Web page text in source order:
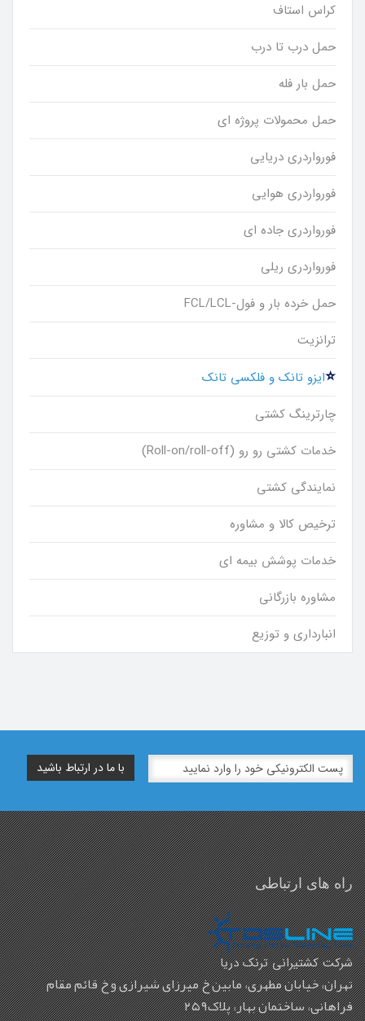
کراس استاف
حمل درب تا درب
حمل بار فله
حمل محمولات پروژه ای
فورواردری دریایی
فورواردری هوایی
فورواردری جاده ای
فورواردری ریلی
حمل خرده بار و فول-FCL/LCL
ترانزیت
ایزو تانک و فلکسی تانک
چارترینگ کشتی
خدمات کشتی رو رو (Roll-on/roll-off)
نمایندگی کشتی
ترخیص کالا و مشاوره
خدمات پوشش بیمه ‌ای
مشاوره بازرگانی
انبارداری و توزیع
راه های ارتباطی
شرکت کشتیرانی ترنک دریا
تهران، خیابان مطهری، مابین خ میرزای شیرازی و خ قائم مقام
فراهانی، ساختمان بهار، پلاک۲۵۹